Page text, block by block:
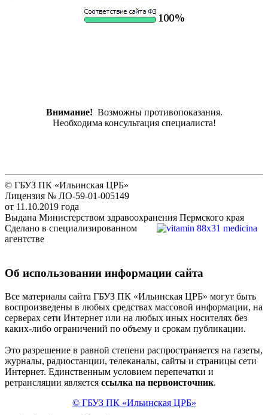
Внимание! Возможны противопоказания.
Необходима консультация специалиста!
© ГБУЗ ПК «Ильинская ЦРБ»
Лицензия № ЛО-59-01-005149
от 11.10.2019 года
Выдана Министерством здравоохранения Пермского края
Сделано в специализированном
агентстве
Об использовании информации сайта
Все материалы сайта ГБУЗ ПК «Ильинская ЦРБ» могут быть
воспроизведены в любых средствах массовой информации, на
серверах сети Интернет или на любых иных носителях без
каких-либо ограничений по объему и срокам публикации.
Это разрешение в равной степени распространяется на газеты,
журналы, радиостанции, телеканалы, сайты и страницы сети
Интернет. Единственным условием перепечатки и
ретрансляции является ссылка на первоисточник.
© ГБУЗ ПК «Ильинская ЦРБ»